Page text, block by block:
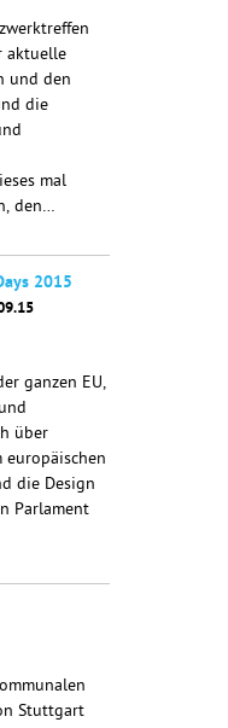
aktuelle
und den
die
mal
den…
2015
ganzen EU,
über
die Design
Parlament
Stuttgart